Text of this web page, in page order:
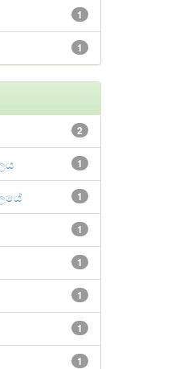
1
1
2
1
1
1
1
1
1
1